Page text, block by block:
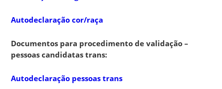
Autodeclaração cor/raça
Documentos para procedimento de validação –
pessoas candidatas trans:
Autodeclaração pessoas trans